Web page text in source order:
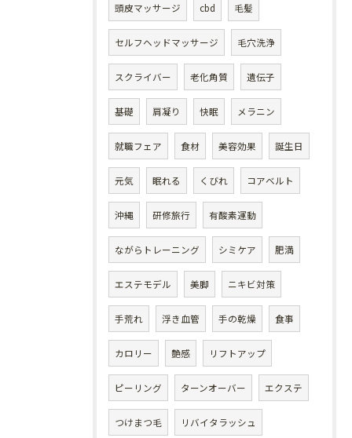
頭皮マッサージ cbd 毛髪
セルフヘッドマッサージ 毛穴洗浄
スクライバー 老化角質 遺伝子
基礎 肩凝り 快眠 メラニン
就職フェア 食材 美容効果 誕生日
元気 眠れる くびれ コアベルト
沖縄 研修旅行 有酸素運動
ながらトレーニング シミケア 肥満
エステモデル 美脚 ニキビ対策
手荒れ 浮き血管 手の乾燥 食事
カロリー 艶感 リフトアップ
ピーリング ターンオーバー エクステ
つけまつ毛 リバイタラッシュ